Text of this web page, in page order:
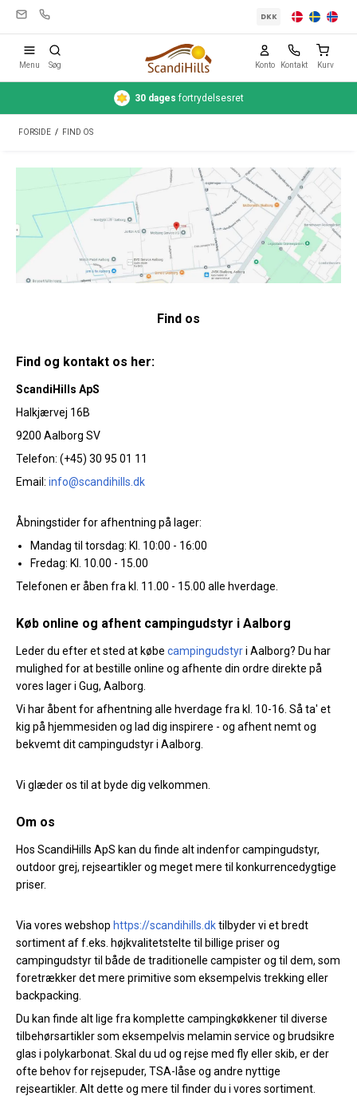
Telte
Friluftsliv
Rengøring & pleje
Rejseudstyr
Bil & trailer
Elartikler
Vejrstationer
Restsalg
DKK
Menu Søg Konto Kontakt Kurv
30 dages fortrydelsesret
FORSIDE / FIND OS
Find os
Find og kontakt os her:
ScandiHills ApS
Halkjærvej 16B
9200 Aalborg SV
Telefon: (+45) 30 95 01 11
Email: info@scandihills.dk
Åbningstider for afhentning på lager:
Mandag til torsdag: Kl. 10:00 - 16:00
Fredag: Kl. 10.00 - 15.00
Telefonen er åben fra kl. 11.00 - 15.00 alle hverdage.
Køb online og afhent campingudstyr i Aalborg
Leder du efter et sted at købe campingudstyri Aalborg? Du har
mulighed for at bestille online og afhente din ordre direkte på
vores lager i Gug, Aalborg.
Vi har åbent for afhentning alle hverdage fra kl. 10-16. Så ta' et
kig på hjemmesiden og lad dig inspirere - og afhent nemt og
bekvemt dit campingudstyr i Aalborg.
Vi glæder os til at byde dig velkommen.
Om os
Hos ScandiHills ApS kan du finde alt indenfor campingudstyr,
outdoor grej, rejseartikler og meget mere til konkurrencedygtige
priser.
Via vores webshop https://scandihills.dktilbyder vi et bredt
sortiment af f.eks. højkvalitetstelte til billige priser og
campingudstyr til både de traditionelle campister og til dem, som
foretrækker det mere primitive som eksempelvis trekking eller
backpacking.
Du kan finde alt lige fra komplette campingkøkkener til diverse
tilbehørsartikler som eksempelvis melamin service og brudsikre
glas i polykarbonat. Skal du ud og rejse med fly eller skib, er der
ofte behov for rejsepuder, TSA-låse og andre nyttige
rejseartikler. Alt dette og mere til finder du i vores sortiment.